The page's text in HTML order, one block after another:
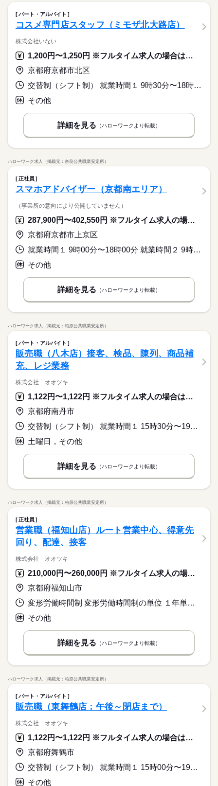
パート・アルバイト
コスメ専門店スタッフ（ミモザ北大路店）
株式会社いない
1,200円〜1,250円 ※フルタイム求人の場合は月額（換算額）、パート求人の場合は時間額を表示しています。
京都府京都市北区
交替制（シフト制） 就業時間１ 9時30分〜18時30分 就業時間２ 12時15分〜21時15分 就業時間に関する特記事項 実働７時間４５分です。
その他
詳細を見る （ハローワークより転載）
ハローワーク求人（掲載元：奈良公共職業安定所）
正社員
スマホアドバイザー（京都南エリア）
（事業所の意向により公開していません）
287,900円〜402,550円 ※フルタイム求人の場合は月額（換算額）、パート求人の場合は時間額を表示しています。
京都府京都市上京区
就業時間１ 9時00分〜18時00分 就業時間２ 9時30分〜18時30分 就業時間３ 10時00分〜19時00分 就業時間に関する特記事項 就業先により前後する場合あり
その他
詳細を見る （ハローワークより転載）
ハローワーク求人（掲載元：柏原公共職業安定所）
パート・アルバイト
販売職（八木店）接客、検品、陳列、商品補
充、レジ業務
株式会社 オオツキ
1,122円〜1,122円 ※フルタイム求人の場合は月額（換算額）、パート求人の場合は時間額を表示しています。
京都府南丹市
交替制（シフト制） 就業時間１ 15時30分〜19時20分 就業時間２ 8時50分〜12時50分 又は 8時50分〜19時20分の時間の間の5時間程度 就業時間に関する特記事項 子育て世代、販売職経験のシルバー世代歓迎
土曜日，その他
詳細を見る （ハローワークより転載）
ハローワーク求人（掲載元：柏原公共職業安定所）
正社員
営業職（福知山店）ルート営業中心、得意先
回り、配達、接客
株式会社 オオツキ
210,000円〜260,000円 ※フルタイム求人の場合は月額（換算額）、パート求人の場合は時間額を表示しています。
京都府福知山市
変形労働時間制 変形労働時間制の単位 １年単位 又は 8時50分〜19時20分の時間の間の8時間
その他
詳細を見る （ハローワークより転載）
ハローワーク求人（掲載元：柏原公共職業安定所）
パート・アルバイト
販売職（東舞鶴店：午後～閉店まで）
株式会社 オオツキ
1,122円〜1,122円 ※フルタイム求人の場合は月額（換算額）、パート求人の場合は時間額を表示しています。
京都府舞鶴市
交替制（シフト制） 就業時間１ 15時00分〜19時20分 又は 13時00分〜19時20分の時間の間の5時間程度 就業時間に関する特記事項 （１）のみ勤務も歓迎
その他